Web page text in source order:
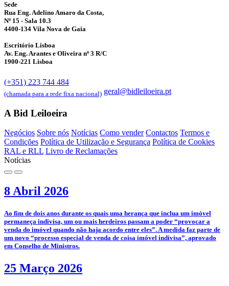
Sede
Rua Eng. Adelino Amaro da Costa,
Nº 15 - Sala 10.3
4400-134 Vila Nova de Gaia
Escritório Lisboa
Av. Eng. Arantes e Oliveira nº 3 R/C
1900-221 Lisboa
(+351) 223 744 484
(chamada para a rede fixa nacional) geral@bidleiloeira.pt
A Bid Leiloeira
Negócios Sobre nós Notícias Como vender Contactos Termos e
Condições Política de Utilização e Segurança Política de Cookies
RAL e RLL Livro de Reclamações
Notícias
8 Abril 2026
­Ao fim de dois anos durante os quais uma herança que inclua um imóvel
permaneça indivisa, um ou mais herdeiros passam a poder “provocar a
venda do imóvel quando não haja acordo entre eles”. A medida faz parte de
um novo “processo especial de venda de coisa imóvel indivisa”, aprovado
em Conselho de Ministros.
25 Março 2026